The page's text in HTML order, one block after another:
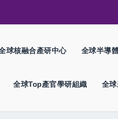
球核融合產研中心 全球半導
全球Top產官學研組織 全